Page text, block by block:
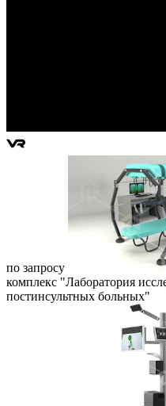
по запросу
комплекс "Лаборатория
постинсультных больных"